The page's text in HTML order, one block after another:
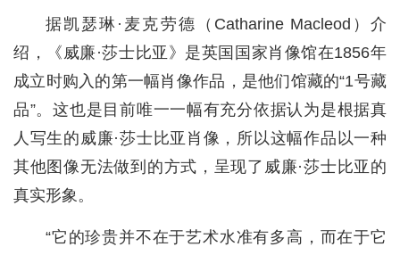
据凯瑟琳·麦克劳德（Catharine Macleod）介
绍，《威廉·莎士比亚》是英国国家肖像馆在1856年
成立时购入的第一幅肖像作品，是他们馆藏的“1号藏
品”。这也是目前唯一一幅有充分依据认为是根据真
人写生的威廉·莎士比亚肖像，所以这幅作品以一种
其他图像无法做到的方式，呈现了威廉·莎士比亚的
真实形象。
“它的珍贵并不在于艺术水准有多高，而在于它